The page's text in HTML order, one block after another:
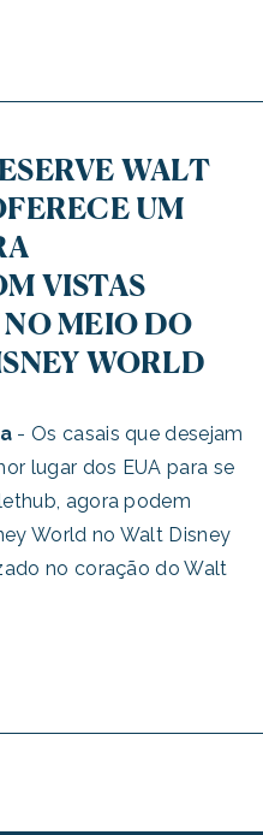
WALT
UM
VISTAS
MEIO DO
WORLD
- Os casais que desejam
lugar dos EUA para se
agora podem
World no Walt Disney
no coração do Walt